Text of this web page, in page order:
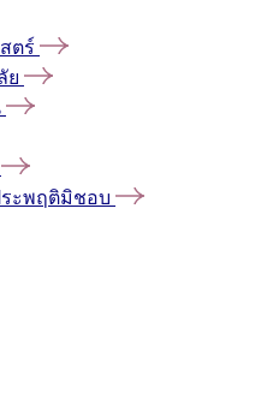
ตร์
ย
ระพฤติมิชอบ